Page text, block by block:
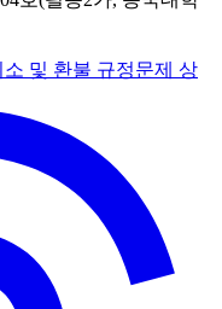
소 및 환불 규정문제 상